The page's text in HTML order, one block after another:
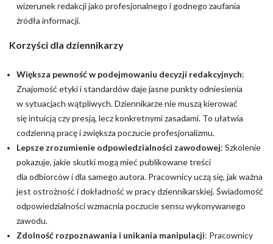
wizerunek redakcji jako profesjonalnego i godnego zaufania
źródła informacji.
Korzyści dla dziennikarzy
Większa pewność w podejmowaniu decyzji redakcyjnych:
Znajomość etyki i standardów daje jasne punkty odniesienia
w sytuacjach wątpliwych. Dziennikarze nie muszą kierować
się intuicją czy presją, lecz konkretnymi zasadami. To ułatwia
codzienną pracę i zwiększa poczucie profesjonalizmu.
Lepsze zrozumienie odpowiedzialności zawodowej: Szkolenie
pokazuje, jakie skutki mogą mieć publikowane treści
dla odbiorców i dla samego autora. Pracownicy uczą się, jak ważna
jest ostrożność i dokładność w pracy dziennikarskiej. Świadomość
odpowiedzialności wzmacnia poczucie sensu wykonywanego
zawodu.
Zdolność rozpoznawania i unikania manipulacji: Pracownicy